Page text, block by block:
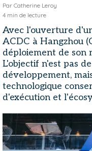
Par Catherine Leroy
4 min de lecture
Avec l'ouverture
ACDC à Hangzhou
déploiement de son
L'objectif n'est pas
développement,
technologique
d'exécution et